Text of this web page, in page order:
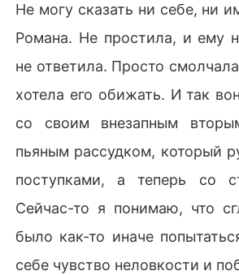
Не могу сказать ни себе, ни
Романа. Не простила, и ему
не ответила. Просто
хотела его обижать. И так
со своим внезапным
пьяным рассудком, который
поступками, а теперь со
Сейчас-то я понимаю, что
было как-то иначе
себе чувство неловкости и